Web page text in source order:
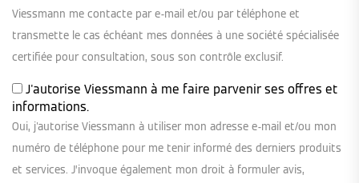
Viessmann me contacte par e-mail et/ou par téléphone et
transmette le cas échéant mes données à une société spécialisée
certifiée pour consultation, sous son contrôle exclusif.
J'autorise Viessmann à me faire parvenir ses offres et
informations.
Oui, j'autorise Viessmann à utiliser mon adresse e-mail et/ou mon
numéro de téléphone pour me tenir informé des derniers produits
et services. J’invoque également mon droit à formuler avis,